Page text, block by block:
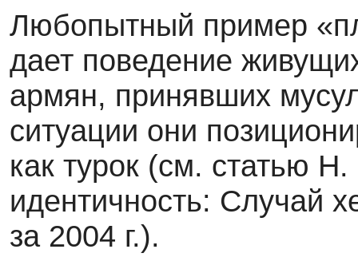
Любопытный пример
дает поведение
армян, принявших
ситуации они
как турок (см. статью
идентичность: Случай
за 2004 г.).